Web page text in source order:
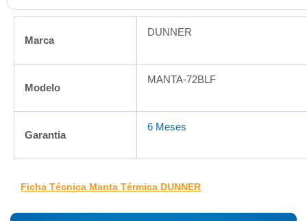
Marca
DUNNER
Modelo
MANTA-72BLF
Garantia
6 Meses
Ficha Técnica Manta Térmica DUNNER